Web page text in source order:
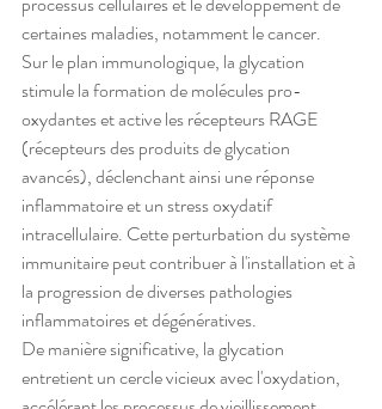
certaines maladies, notamment le cancer.
Sur le plan immunologique, la glycation
stimule la formation de molécules pro-
oxydantes et active les récepteurs RAGE
(récepteurs des produits de glycation
avancés), déclenchant ainsi une réponse
inflammatoire et un stress oxydatif
intracellulaire. Cette perturbation du système
immunitaire peut contribuer à l'installation et à
la progression de diverses pathologies
inflammatoires et dégénératives.
De manière significative, la glycation
entretient un cercle vicieux avec l'oxydation,